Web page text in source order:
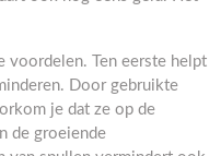
voordelen. Ten eerste helpt
Door gebruikte
je dat ze op de
de groeiende